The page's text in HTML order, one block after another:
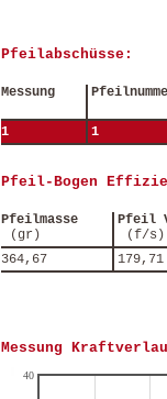
Pfeilabschüsse:
Messung
1
1
Pfeil-Bogen
Pfeilmasse
(gr)
Pfeil
(f/s)
364,67
179,71
Messung